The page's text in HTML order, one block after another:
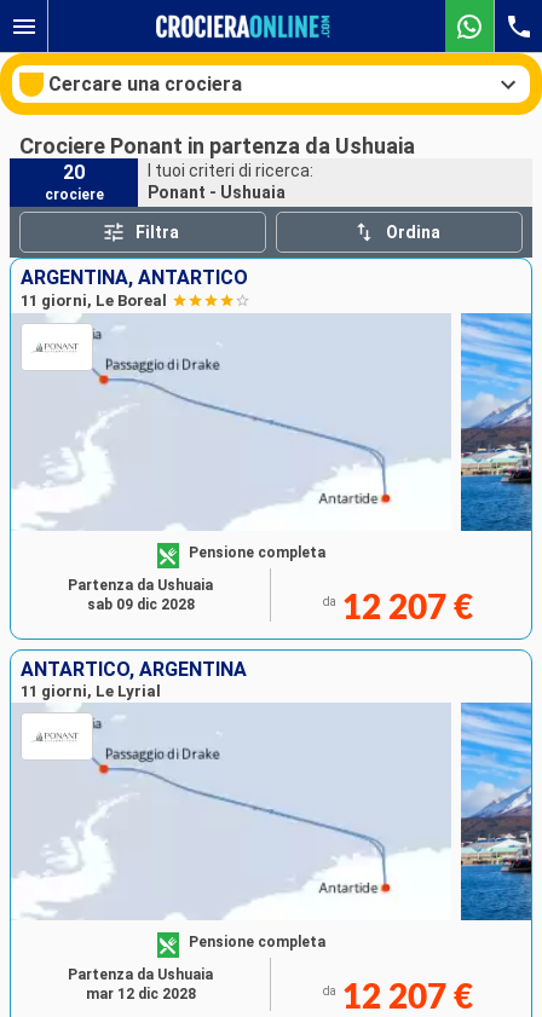
Cercare una crociera
Le nostre destinazioni
Mesi di partenza
Porti
Crociere Ponant in partenza da Ushuaia
20
crociere
I tuoi criteri di ricerca:
Ponant - Ushuaia
Filtra Ordina
ARGENTINA, ANTARTICO
11 giorni, Le Boreal
Pensione completa
da 12 207 €
Partenza da Ushuaia
sab 09 dic 2028
ANTARTICO, ARGENTINA
11 giorni, Le Lyrial
Pensione completa
da 12 207 €
Partenza da Ushuaia
mar 12 dic 2028